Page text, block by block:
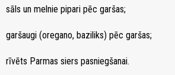
sāls un melnie pipari pēc garšas;
garšaugi (oregano, baziliks) pēc garšas;
rīvēts Parmas siers pasniegšanai.